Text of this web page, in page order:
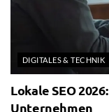
DIGITALES & TECHNIK
Lokale SEO
Unternehmen